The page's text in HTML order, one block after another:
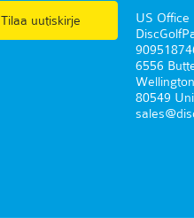
Tilaa uutiskirje
US Office
6556
80549